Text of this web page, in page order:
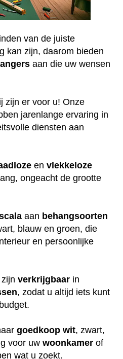
van de juiste
kan zijn, daarom bieden
aan die uw wensen
zijn er voor u! Onze
jarenlange ervaring in
diensten aan
en vlekkeloze
ongeacht de grootte
aan behangsoorten
blauw en groen, die
en persoonlijke
zijn verkrijgbaar in
, zodat u altijd iets kunt
goedkoop wit, zwart,
voor uw woonkamer of
wat u zoekt.